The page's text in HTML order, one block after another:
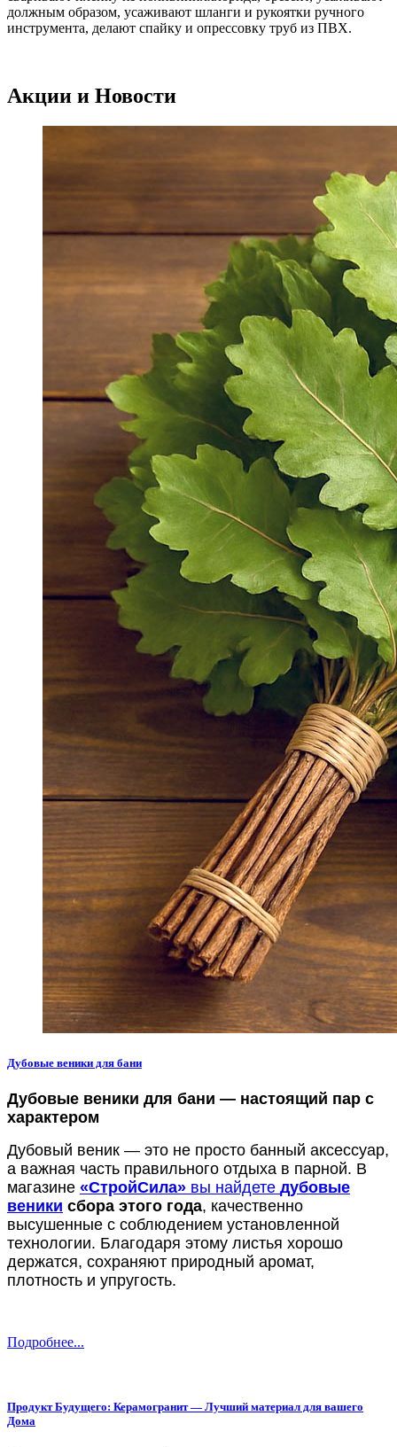
должным образом, усаживают шланги и рукоятки ручного
инструмента, делают спайку и опрессовку труб из ПВХ.
Акции и Новости
Дубовые веники для бани
Дубовые веники для бани — настоящий пар с
характером
Дубовый веник — это не просто банный аксессуар,
а важная часть правильного отдыха в парной. В
магазине «СтройСила» вы найдете дубовые
веники сбора этого года, качественно
высушенные с соблюдением установленной
технологии. Благодаря этому листья хорошо
держатся, сохраняют природный аромат,
плотность и упругость.
Подробнее...
Продукт Будущего: Керамогранит — Лучший материал для вашего
Дома